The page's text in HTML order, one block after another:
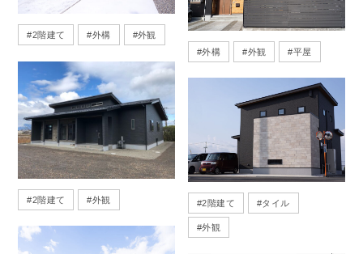
#2階建て #外構 #外観
#2階建て #外観
#外構 #外観 #平屋
#2階建て #タイル
#外観